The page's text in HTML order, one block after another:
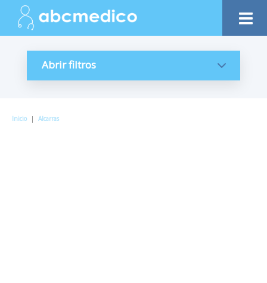
Abrir filtros
Inicio | Alcarras